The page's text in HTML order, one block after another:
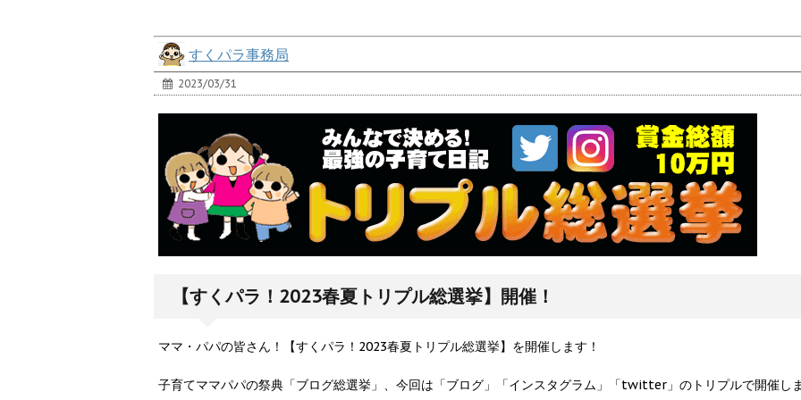
すくパラ事務局
2023/03/31
【すくパラ！2023春夏トリプル総選挙】開催！
ママ・パパの皆さん！【すくパラ！2023春夏トリプル総選挙】を開催します！
子育てママパパの祭典「ブログ総選挙」、今回は「ブログ」「インスタグラム」「twitter」のトリプルで開催し